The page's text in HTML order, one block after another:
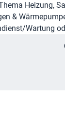
Heizung,
&
Wartung